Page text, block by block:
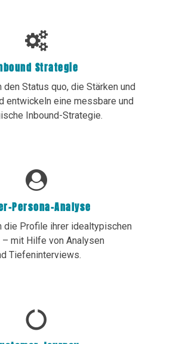
Strategie
den Status quo, die Stärken und
entwickeln eine messbare und
Inbound-Strategie.
Persona-Analyse
die Profile ihrer idealtypischen
– mit Hilfe von Analysen
Tiefeninterviews.